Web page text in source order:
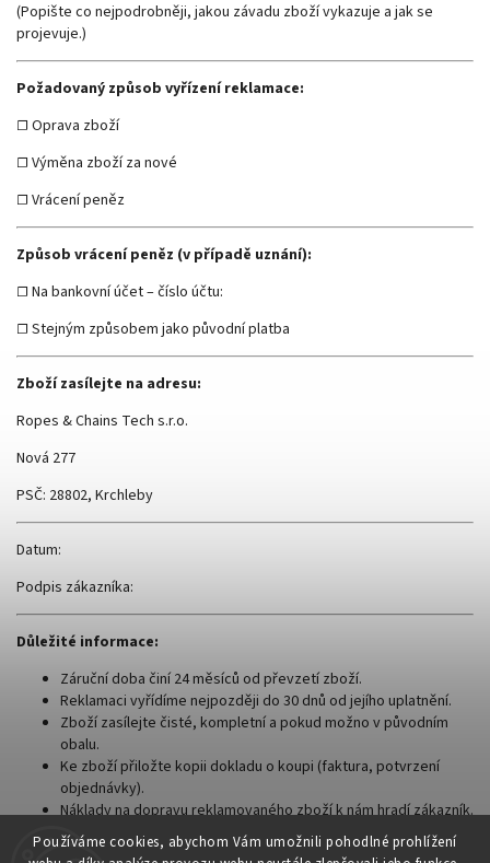
Používáme cookies, abychom Vám umožnili pohodlné prohlížení
(Popište co nejpodrobněji, jakou závadu zboží vykazuje a jak se
projevuje.)
Požadovaný způsob vyřízení reklamace:
☐ Oprava zboží
☐ Výměna zboží za nové
☐ Vrácení peněz
Způsob vrácení peněz (v případě uznání):
☐ Na bankovní účet – číslo účtu:
☐ Stejným způsobem jako původní platba
Zboží zasílejte na adresu:
Ropes & Chains Tech s.r.o.
Nová 277
PSČ: 28802, Krchleby
Datum:
Podpis zákazníka:
Důležité informace:
Záruční doba činí 24 měsíců od převzetí zboží.
Reklamaci vyřídíme nejpozději do 30 dnů od jejího uplatnění.
Zboží zasílejte čisté, kompletní a pokud možno v původním
obalu.
Ke zboží přiložte kopii dokladu o koupi (faktura, potvrzení
objednávky).
Náklady na dopravu reklamovaného zboží k nám hradí zákazník.
V případě uznané reklamace vám tyto náklady proplatíme.